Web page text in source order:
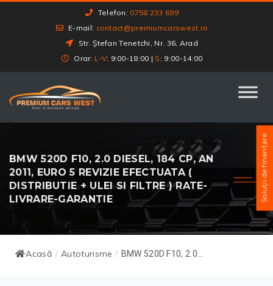
Telefon: 0758 233 699
E-mail: contact@premiumcarswest.ro
Str. Ștefan Tenetchi, Nr. 36, Arad
Orar: L-V: 9:00-18:00 | S : 9:00-14:00
BMW 520D F10, 2.0 DIESEL, 184 CP, AN
2011, EURO 5 REVIZIE EFECTUATA (
DISTRIBUTIE + ULEI SI FILTRE ) RATE-
LIVRARE-GARANTIE
Acasă / Autoturisme / BMW 520D F10, 2.0...
Soluții de finanțare